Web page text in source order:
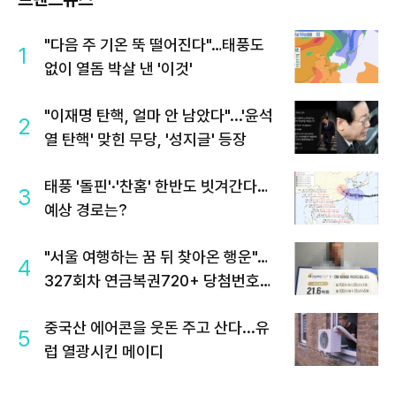
1
"다음 주 기온 뚝 떨어진다"…태풍도
없이 열돔 박살 낸 '이것'
2
"이재명 탄핵, 얼마 안 남았다"...'윤석
열 탄핵' 맞힌 무당, '성지글' 등장
3
태풍 '돌핀'·'찬홈' 한반도 빗겨간다…
예상 경로는?
4
"서울 여행하는 꿈 뒤 찾아온 행운"…
327회차 연금복권720+ 당첨번호조
5
중국산 에어콘을 웃돈 주고 산다...유
럽 열광시킨 메이디